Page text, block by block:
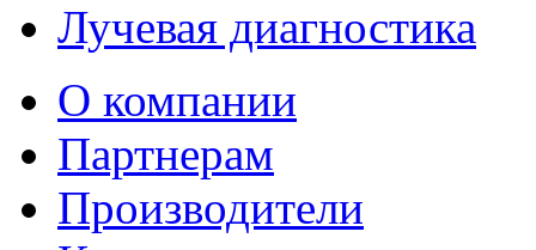
Лучевая диагностика
О компании
Партнерам
Производители